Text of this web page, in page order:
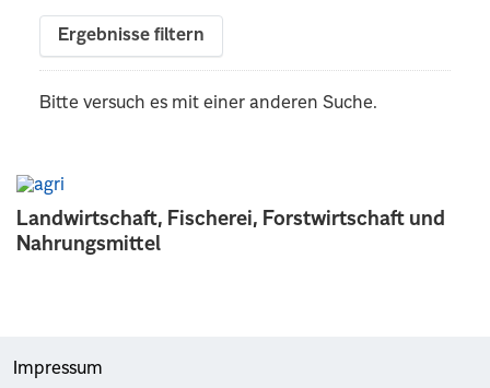
Landwirtschaft, Fischerei, Forstwirtschaft und
Nahrungsmittel
Ergebnisse filtern
Bitte versuch es mit einer anderen Suche.
Impressum